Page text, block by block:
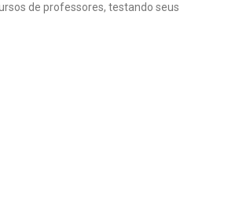
de professores, testando seus